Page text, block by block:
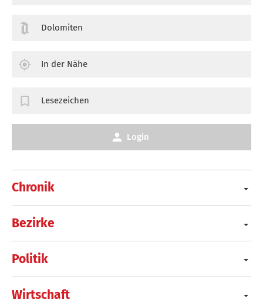
Chronik
Bezirke
Politik
Wirtschaft
Dolomiten
In der Nähe
Lesezeichen
Login